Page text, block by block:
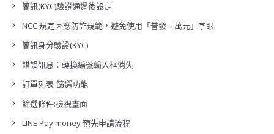
簡訊(KYC)驗證通過後設定
NCC 規定因應防詐規範，避免使用「普發一萬元」字眼
簡訊身分驗證(KYC)
錯誤訊息：轉換編號輸入框消失
訂單列表-篩選功能
篩選條件:檢視畫面
LINE Pay money 預先申請流程